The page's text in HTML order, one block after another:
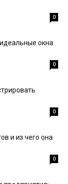
0
окна
0
0
и из чего она
0